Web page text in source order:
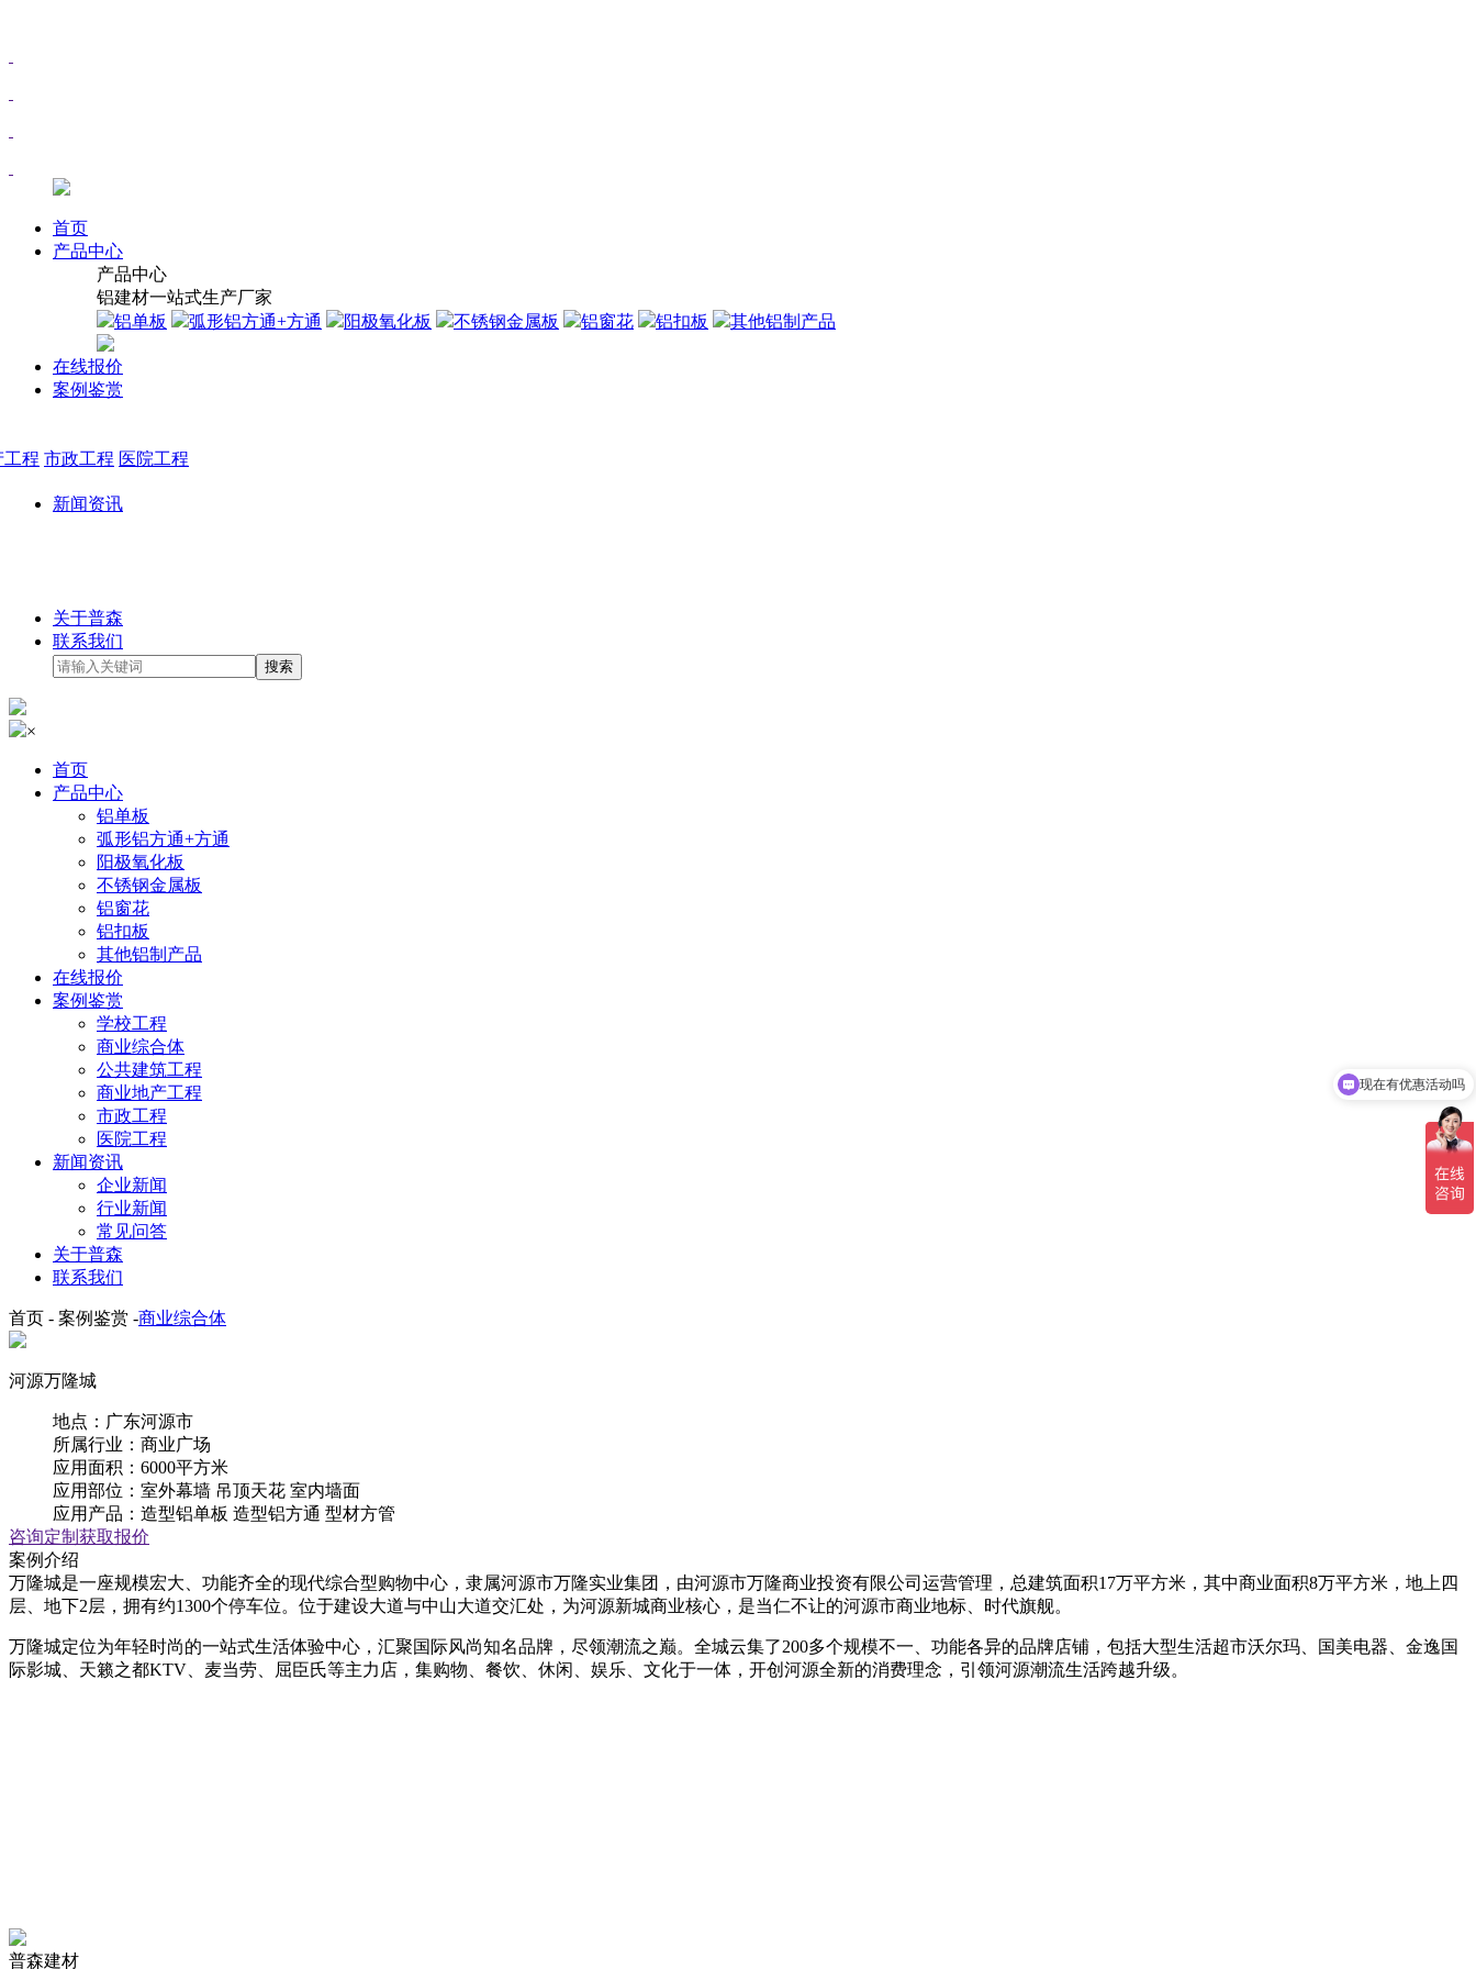
首页
产品中心
产品中心
铝建材一站式生产厂家
铝单板
弧形铝方通+方通 阳极氧化板 不锈钢金属板 铝窗花 铝扣板 其他铝制产品
在线报价
案例鉴赏
工程 市政工程 医院工程
新闻资讯
关于普森
联系我们
×
首页
产品中心
铝单板
弧形铝方通+方通
阳极氧化板
不锈钢金属板
铝窗花
铝扣板
其他铝制产品
在线报价
案例鉴赏
学校工程
商业综合体
公共建筑工程
商业地产工程
市政工程
医院工程
新闻资讯
企业新闻
行业新闻
常见问答
关于普森
联系我们
首页 - 案例鉴赏 -商业综合体
河源万隆城
地点：广东河源市
所属行业：商业广场
应用面积：6000平方米
应用部位：室外幕墙 吊顶天花 室内墙面
应用产品：造型铝单板 造型铝方通 型材方管
咨询定制 获取报价
案例介绍
万隆城是一座规模宏大、功能齐全的现代综合型购物中心，隶属河源市万隆实业集团，由河源市万隆商业投资有限公司运营管理，总建筑面积17万平方米，其中商业面积8万平方米，地上四
层、地下2层，拥有约1300个停车位。位于建设大道与中山大道交汇处，为河源新城商业核心，是当仁不让的河源市商业地标、时代旗舰。
万隆城定位为年轻时尚的一站式生活体验中心，汇聚国际风尚知名品牌，尽领潮流之巅。全城云集了200多个规模不一、功能各异的品牌店铺，包括大型生活超市沃尔玛、国美电器、金逸国
际影城、天籁之都KTV、麦当劳、屈臣氏等主力店，集购物、餐饮、休闲、娱乐、文化于一体，开创河源全新的消费理念，引领河源潮流生活跨越升级。
普森建材
现在有优惠活动吗